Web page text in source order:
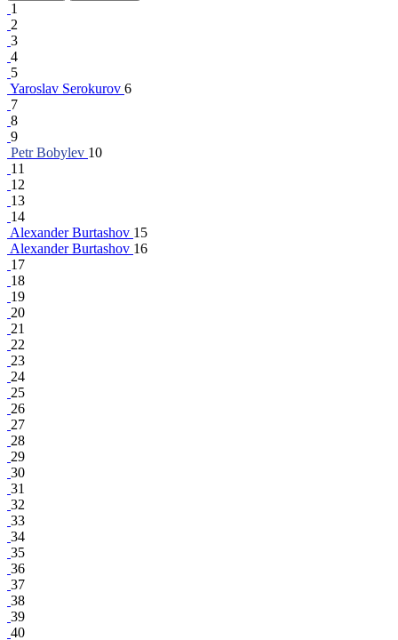
1
2
3
4
5
Yaroslav Serokurov 6
7
8
9
Petr Bobylev 10
11
12
13
14
Alexander Burtashov 15
Alexander Burtashov 16
17
18
19
20
21
22
23
24
25
26
27
28
29
30
31
32
33
34
35
36
37
38
39
40